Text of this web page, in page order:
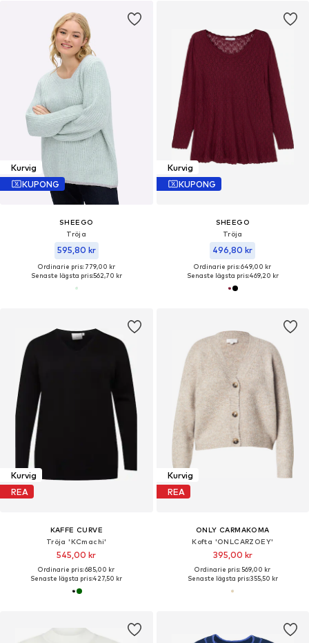
Kurvig
KUPONG
SHEEGO
Tröja
595,80 kr
Ordinarie pris: 779,00 kr
Senaste lägsta pris:562,70 kr
Kurvig
KUPONG
SHEEGO
Tröja
496,80 kr
Ordinarie pris: 649,00 kr
Senaste lägsta pris:469,20 kr
Kurvig
REA
KAFFE CURVE
Tröja 'KCmachi'
545,00 kr
Ordinarie pris: 685,00 kr
Senaste lägsta pris:427,50 kr
Kurvig
REA
ONLY CARMAKOMA
Kofta 'ONLCARZOEY'
395,00 kr
Ordinarie pris: 569,00 kr
Senaste lägsta pris:355,50 kr